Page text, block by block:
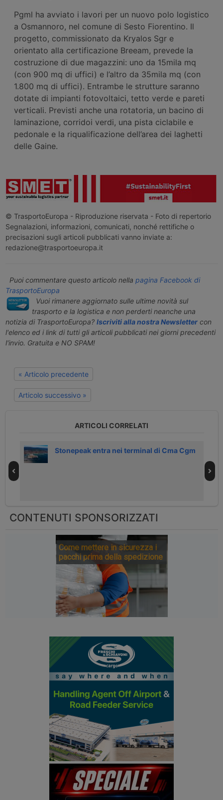
Pgml ha avviato i lavori per un nuovo polo logistico
a Osmannoro, nel comune di Sesto Fiorentino. Il
progetto, commissionato da Kryalos Sgr e
orientato alla certificazione Breeam, prevede la
costruzione di due magazzini: uno da 15mila mq
(con 900 mq di uffici) e l’altro da 35mila mq (con
1.800 mq di uffici). Entrambe le strutture saranno
dotate di impianti fotovoltaici, tetto verde e pareti
verticali. Previsti anche una rotatoria, un bacino di
laminazione, corridoi verdi, una pista ciclabile e
pedonale e la riqualificazione dell’area dei laghetti
delle Gaine.
© TrasportoEuropa - Riproduzione riservata - Foto di repertorio
Segnalazioni, informazioni, comunicati, nonché rettifiche o
precisazioni sugli articoli pubblicati vanno inviate a:
redazione@trasportoeuropa.it
Puoi commentare questo articolo nella pagina Facebook di
TrasportoEuropa
Vuoi rimanere aggiornato sulle ultime novità sul
trasporto e la logistica e non perderti neanche una
notizia di TrasportoEuropa? Iscriviti alla nostra Newslettercon
l'elenco ed i link di tutti gli articoli pubblicati nei giorni precedenti
l'invio. Gratuita e NO SPAM!
« Articolo precedente
Articolo successivo »
ARTICOLI CORRELATI
Stonepeak entra nei terminal di Cma Cgm
CONTENUTI SPONSORIZZATI
Come mettere in sicurezza i
pacchi prima della spedizione